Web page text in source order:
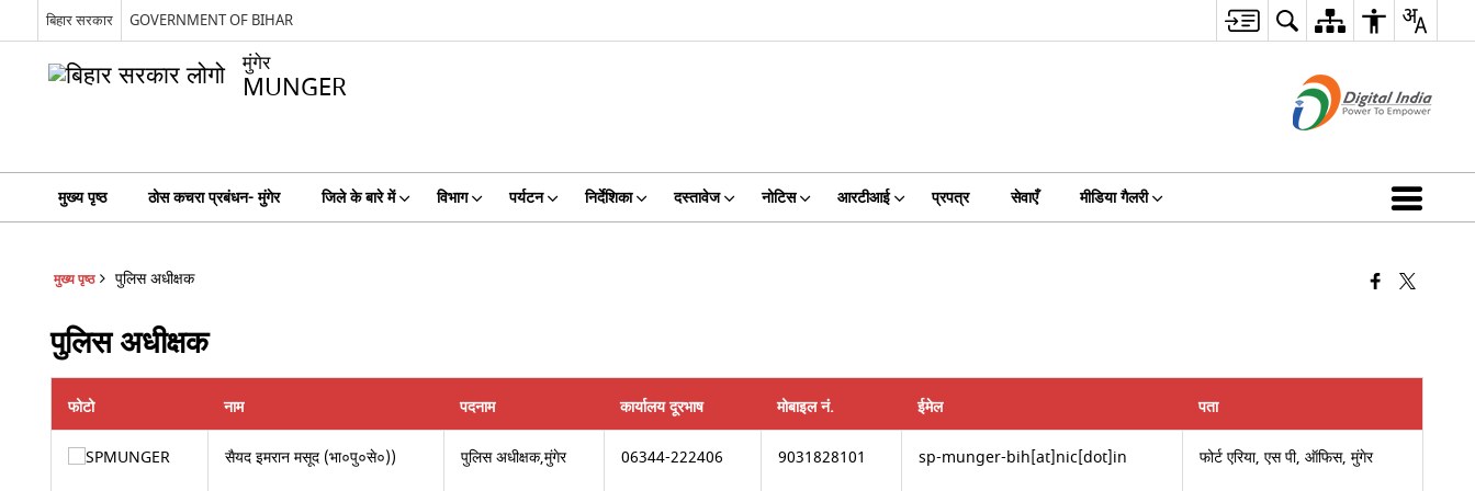
बिहार सरकार GOVERNMENT OF BIHAR
मुंगेर
MUNGER
मुख्य पृष्ठ ठोस कचरा प्रबंधन- मुंगेर जिले के बारे में विभाग पर्यटन निर्देशिका दस्तावेज नोटिस आरटीआई प्रपत्र सेवाएँ मीडिया गैलरी
मुख्य पृष्ठ पुलिस अधीक्षक
पुलिस अधीक्षक
फोटो नाम पदनाम कार्यालय दूरभाष मोबाइल नं. ईमेल पता
सैयद इमरान मसूद (भा०पु०से०)) पुलिस अधीक्षक,मुंगेर 06344-222406 9031828101 sp-munger-bih[at]nic[dot]in फोर्ट एरिया, एस पी, ऑफिस, मुंगेर